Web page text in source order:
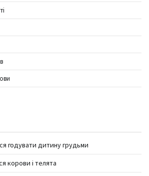
годувати дитину грудьми
корови і телята